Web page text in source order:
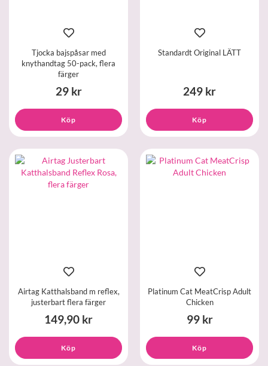
Tjocka bajspåsar med
knythandtag 50-pack, flera
färger
29 kr
Köp
Standardt Original LÄTT
249 kr
Köp
Airtag Katthalsband m reflex,
justerbart flera färger
149,90 kr
Köp
Platinum Cat MeatCrisp Adult
Chicken
99 kr
Köp